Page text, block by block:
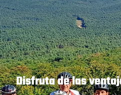
Rutas y
Disfruta de las